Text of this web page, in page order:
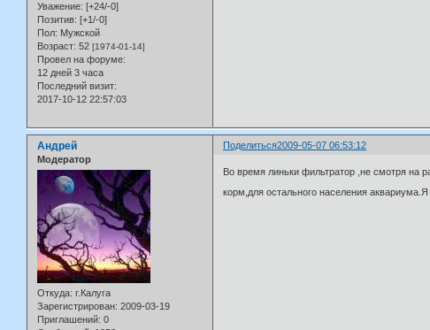
Уважение: [+24/-0]
Позитив: [+1/-0]
Пол: Мужской
Возраст: 52 [1974-01-14]
Провел на форуме:
12 дней 3 часа
Последний визит:
2017-10-12 22:57:03
Поделиться2009-05-07 06:53:12
Андрей
Модератор
Откуда: г.Калуга
Зарегистрирован: 2009-03-19
Приглашений: 0
Во время линьки фильтратор ,не смотря на
корм,для остального населения